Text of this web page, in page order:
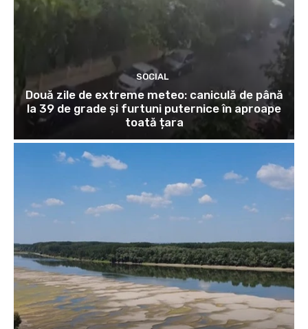
SOCIAL
Două zile de extreme meteo: caniculă de până
la 39 de grade și furtuni puternice în aproape
toată țara